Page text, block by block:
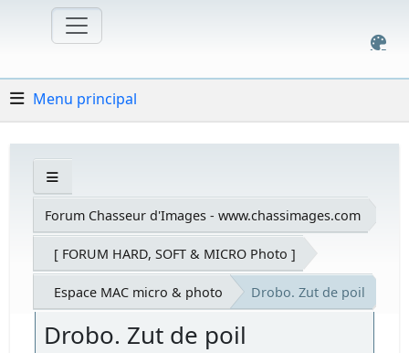
Menu principal
Forum Chasseur d'Images - www.chassimages.com
[ FORUM HARD, SOFT & MICRO Photo ]
Espace MAC micro & photo Drobo. Zut de poil
Drobo. Zut de poil